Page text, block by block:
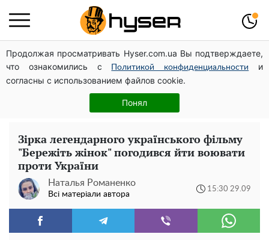
Продолжая просматривать Hyser.com.ua Вы подтверждаете,
что ознакомились с
Политикой конфиденциальности
и
согласны с использованием файлов cookie.
Понял
Дрони із націнкою: Олександр Конотопський вивів
мільйони оборонного бюджету через фіктивну фірму в
Естонії
Олена Тополя злив відео – це далеко не все: фронтмен
"Антитіла" Тарас Тополя став наступним
Зірка легендарного українського фільму
"Бережіть жінок" погодився йти воювати
проти України
Наталья Романенко
Всі матеріали автора
15:30 29.09